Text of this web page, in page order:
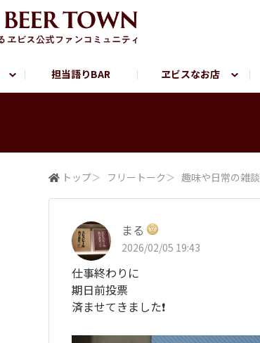
担当語りBAR ヱビスなお店
ル公式Instagram
トップ＞ フリートーク ＞ 趣味や日常の雑談
まる
2026/02/05 19:43
仕事終わりに
期日前投票
済ませてきました❗